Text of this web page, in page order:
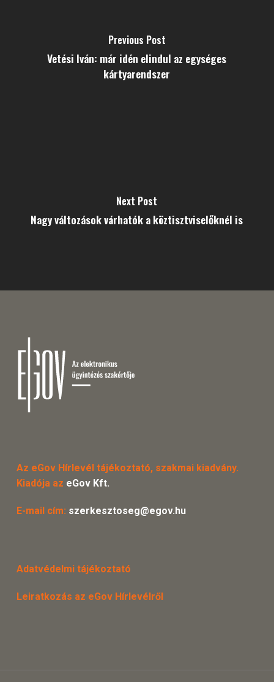
Previous Post
Vetési Iván: már idén elindul az egységes
kártyarendszer
Next Post
Nagy változások várhatók a köztisztviselőknél is
Az eGov Hírlevél tájékoztató, szakmai kiadvány.
Kiadója az eGov Kft.
E-mail cím: szerkesztoseg@egov.hu
Adatvédelmi tájékoztató
Leiratkozás az eGov Hírlevélről